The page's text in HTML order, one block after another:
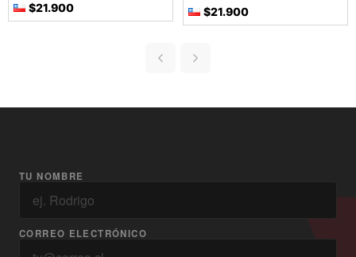
$21.900 $21.900
TU NOMBRE
CORREO ELECTRÓNICO